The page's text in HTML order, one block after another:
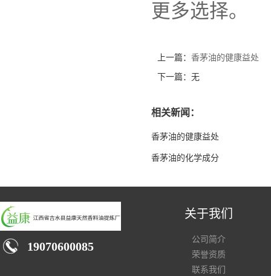
更多选择。
上一篇： 香茅油的健康益处
下一篇：无
相关新闻：
香茅油的健康益处
香茅油的化学成分
19070600085
关于我们
公司简介
荣誉资质
联系我们